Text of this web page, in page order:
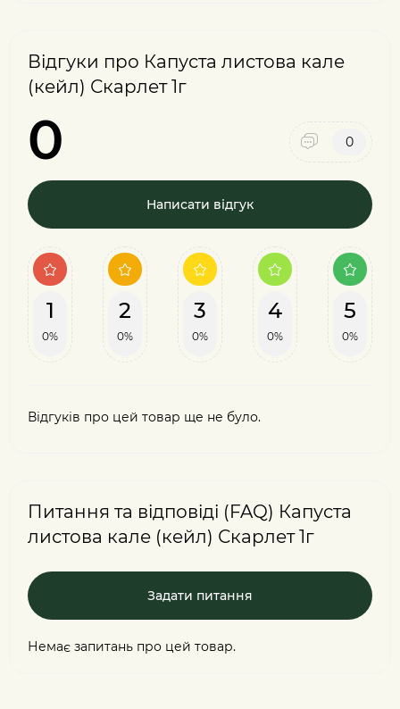
Відгуки про Капуста листова кале
(кейл) Скарлет 1г
0 0
Написати відгук
1
0%
2
0%
3
0%
4
0%
5
0%
Відгуків про цей товар ще не було.
Питання та відповіді (FAQ) Капуста
листова кале (кейл) Скарлет 1г
Задати питання
Немає запитань про цей товар.